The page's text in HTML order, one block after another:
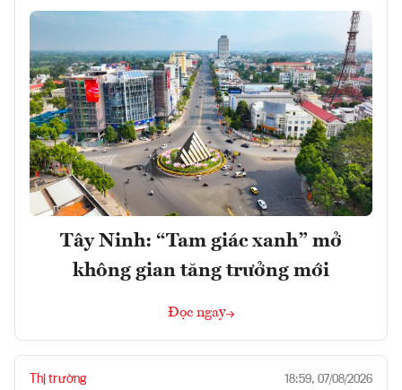
Tây Ninh: “Tam giác xanh” mở
không gian tăng trưởng mới
Đọc ngay
Thị trường 18:59, 07/08/2026